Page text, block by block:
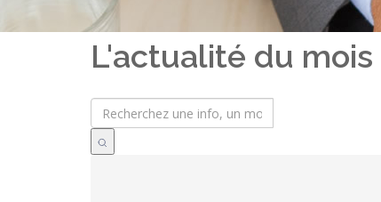
L'actualité du mois